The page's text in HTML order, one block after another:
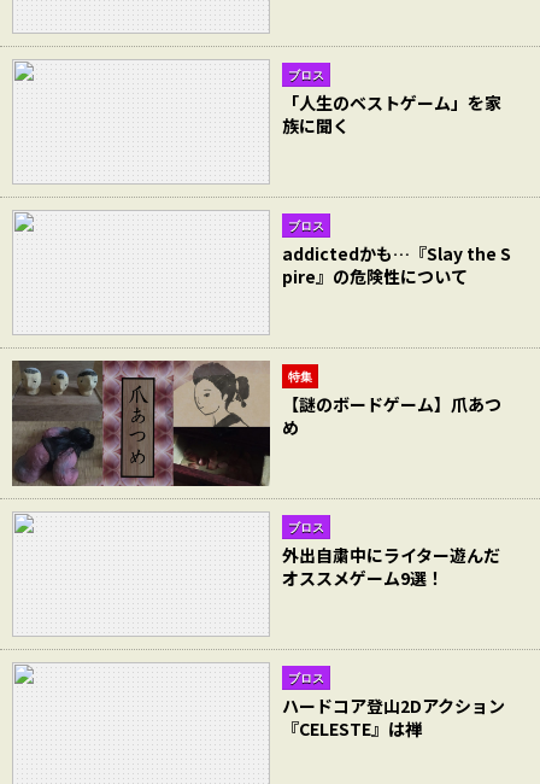
ブロス
「人生のベストゲーム」を家
族に聞く
ブロス
addictedかも…『Slay the S
pire』の危険性について
特集
【謎のボードゲーム】爪あつ
め
ブロス
外出自粛中にライター遊んだ
オススメゲーム9選！
ブロス
ハードコア登山2Dアクション
『CELESTE』は禅